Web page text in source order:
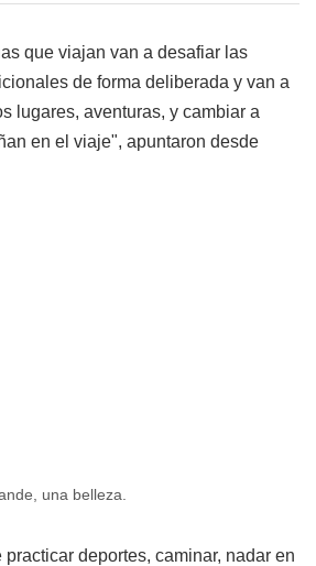
que viajan van a desafiar las
de forma deliberada y van a
lugares, aventuras, y cambiar a
en el viaje", apuntaron desde
una belleza.
deportes, caminar, nadar en